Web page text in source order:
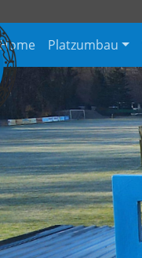
Platzumbau